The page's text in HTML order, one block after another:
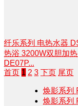
纤乐系列 电热水器
热浴 3200W双胆加
DE07P...
首页 1 2 3 下页 尾页
焕影系列
焕影系列